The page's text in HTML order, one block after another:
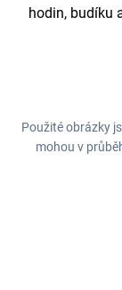
hodin, budíku
Použité obrázky
mohou v